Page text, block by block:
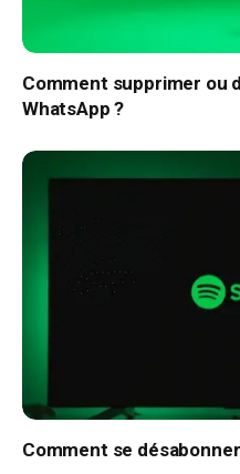
Comment supprimer ou
WhatsApp ?
Comment se